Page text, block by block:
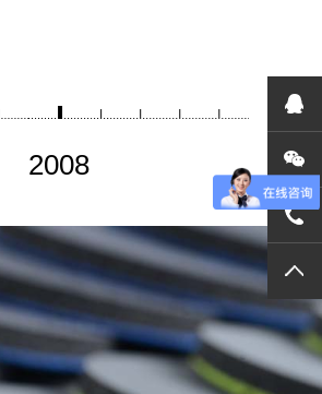
2008
在
关